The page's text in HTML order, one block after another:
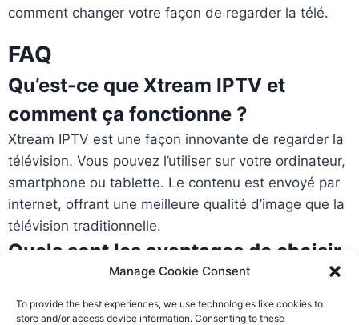
Manage Cookie Consent
To provide the best experiences, we use technologies like cookies to
store and/or access device information. Consenting to these
comment changer votre façon de regarder la télé.
FAQ
Qu’est-ce que Xtream IPTV et
comment ça fonctionne ?
Xtream IPTV est une façon innovante de regarder la
télévision. Vous pouvez l’utiliser sur votre ordinateur,
smartphone ou tablette. Le contenu est envoyé par
internet, offrant une meilleure qualité d’image que la
télévision traditionnelle.
Quels sont les avantages de choisir
Xtream IPTV pour mon
divertissement ?